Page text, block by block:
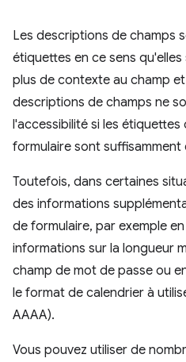
Les descriptions de champs
étiquettes en ce sens
plus de contexte au champ
descriptions de champs ne
l'accessibilité si les
formulaire sont suffisamment
Toutefois, dans certaines
des informations
de formulaire, par exemple
informations sur la longueur
champ de mot de passe ou
le format de calendrier à
AAAA).
Vous pouvez utiliser de